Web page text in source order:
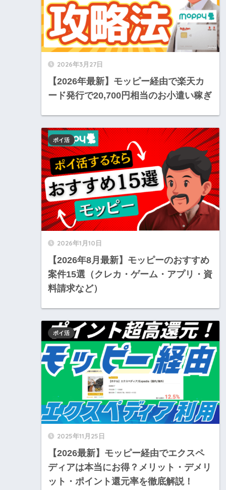
2026年3月27日
【2026年最新】モッピー経由で楽天カ
ード発行で20,700円相当のお小遣い稼ぎ
2026年1月10日
【2026年8月最新】モッピーのおすすめ
案件15選（クレカ・ゲーム・アプリ・資
料請求など）
ポイ活
2025年11月25日
【2026最新】モッピー経由でエクスペ
ディアは本当にお得？メリット・デメリ
ット・ポイント還元率を徹底解説！
ポイ活